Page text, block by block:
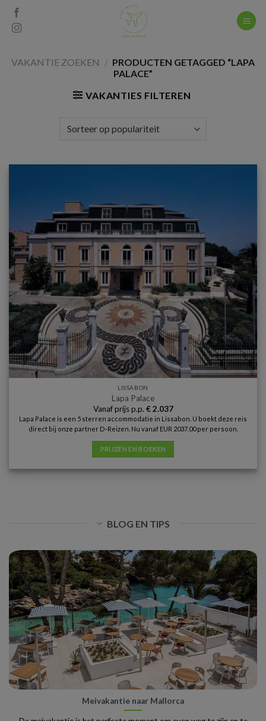
Skip
content
VAKANTIE ZOEKEN / PRODUCTEN GETAGGED “LAPA
PALACE”
VAKANTIES FILTEREN
LISSABON
Lapa Palace
Vanaf prijs p.p. €2.037
Lapa Palace is een 5 sterren accommodatie in Lissabon. U boekt deze reis
direct bij onze partner D-Reizen. Nu vanaf EUR 2037.00 per persoon.
PRIJZEN EN BOEKEN
BLOG EN TIPS
Meivakantie naar Mallorca